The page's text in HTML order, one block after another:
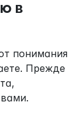
в
понимания
Прежде